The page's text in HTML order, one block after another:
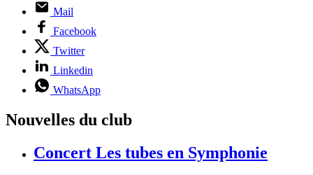
Mail
Facebook
Twitter
Linkedin
WhatsApp
Nouvelles du club
Concert Les tubes en Symphonie